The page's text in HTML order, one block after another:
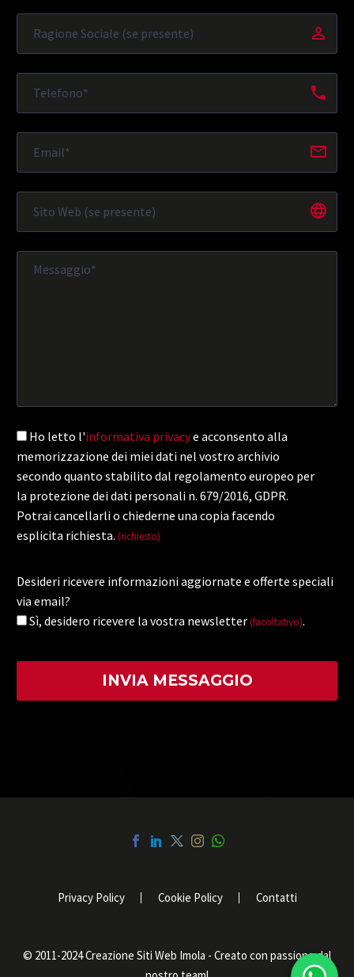
Ho letto l'informativa privacye acconsento alla
memorizzazione dei miei dati nel vostro archivio
secondo quanto stabilito dal regolamento europeo per
la protezione dei dati personali n. 679/2016, GDPR.
Potrai cancellarli o chiederne una copia facendo
esplicita richiesta. (richiesto)
Desideri ricevere informazioni aggiornate e offerte speciali
via email?
Sì, desidero ricevere la vostra newsletter (facoltativo).
Privacy Policy Cookie Policy Contatti
© 2011-2024 Creazione Siti Web Imola - Creato con passione dal